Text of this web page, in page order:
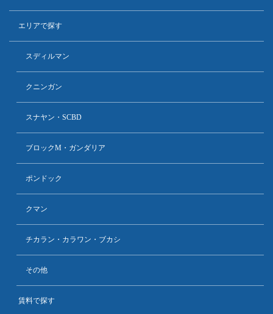
エリアで探す
スディルマン
クニンガン
スナヤン・SCBD
ブロックM・ガンダリア
ポンドック
クマン
チカラン・カラワン・ブカシ
その他
賃料で探す